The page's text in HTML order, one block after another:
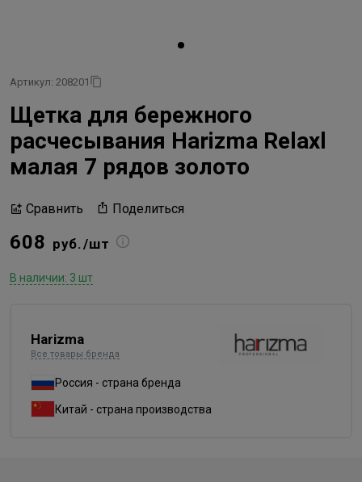
Артикул: 208201
Щетка для бережного
расчесывания Harizma Relaxl
малая 7 рядов золото
Сравнить Поделиться
608 руб./шт
В наличии: 3 шт
Harizma
Все товары бренда
Россия - страна бренда
Китай - страна производства